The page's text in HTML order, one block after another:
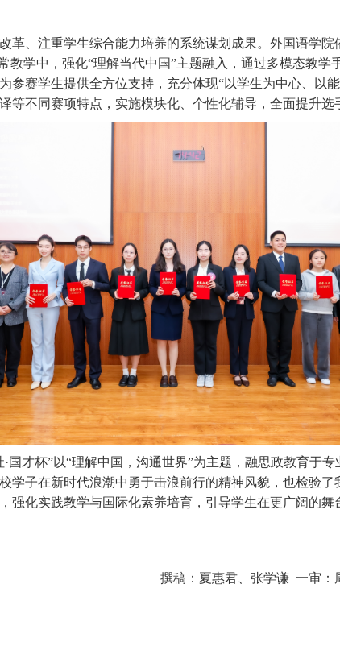
革、注重学生综合能力培养的系统谋划 成果。外国语学院
教学中，强化“理解当代中国”主题融入，通过多模态教学
参赛学生提供全方位支持，充分体现“以学生为中心、以
等不同赛项特点，实施模块化、个性化辅导，全面提升选
国才杯”以“理解中国，沟通世界”为主题，融思政教育于
学子在新时代浪潮中勇于击浪前行的精神风貌，也检验了
强化实践教学与国际化素养培育，引导学生在更广阔的
撰稿：夏惠君、张学谦 一审